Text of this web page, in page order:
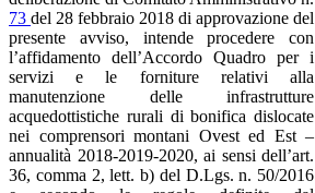
73del 28 febbraio 2018 di approvazione del
presente avviso, intende procedere con
l’affidamento dell’Accordo Quadro peri
servizi e le forniture relativi alla
manutenzione delle infrastrutture
acquedottistiche rurali di bonifica dislocate
nei comprensori montani Ovest ed Est –
annualità 2018-2019-2020, ai sensi dell’art.
36, comma 2, lett. b) del D.Lgs. n. 50/2016